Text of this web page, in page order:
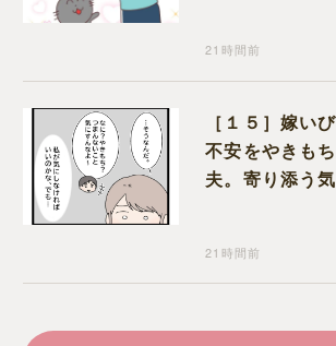
21時間前
［１５］嫁い
不安をやきも
夫。寄り添う
21時間前